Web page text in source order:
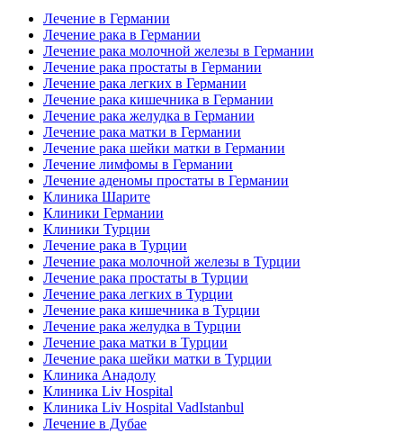
Лечение в Германии
Лечение рака в Германии
Лечение рака молочной железы в Германии
Лечение рака простаты в Германии
Лечение рака легких в Германии
Лечение рака кишечника в Германии
Лечение рака желудка в Германии
Лечение рака матки в Германии
Лечение рака шейки матки в Германии
Лечение лимфомы в Германии
Лечение аденомы простаты в Германии
Клиника Шарите
Клиники Германии
Клиники Турции
Лечение рака в Турции
Лечение рака молочной железы в Турции
Лечение рака простаты в Турции
Лечение рака легких в Турции
Лечение рака кишечника в Турции
Лечение рака желудка в Турции
Лечение рака матки в Турции
Лечение рака шейки матки в Турции
Клиника Анадолу
Клиника Liv Hospital
Клиника Liv Hospital VadIstanbul
Лечение в Дубае